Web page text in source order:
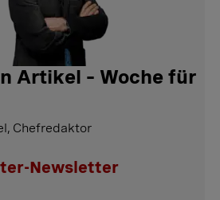
Artikel – Woche für
Chefredaktor
Newsletter